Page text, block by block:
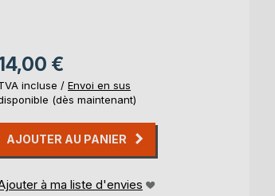
€
incluse / Envoi en sus
(dès maintenant)
AJOUTER AU PANIER
à ma liste d'envies